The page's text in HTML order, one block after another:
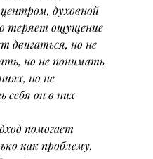
духовной
теряет ощущение
двигаться, но не
но не понимать
но не
себя он в них
помогает
как проблему,